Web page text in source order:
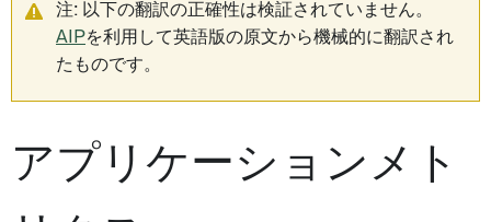
注: 以下の翻訳の正確性は検証されていません。
AIPを利用して英語版の原文から機械的に翻訳され
たものです。
アプリケーションメト